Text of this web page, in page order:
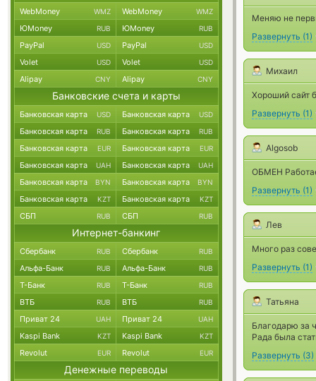
Меняю не
Развернуть (1)
Михаил
Хороший сайт
Развернуть (1)
Algosob
ОБМЕН
Развернуть (1)
Лев
Много раз
Развернуть (1)
Татьяна
Благодарю за
Рада была
Развернуть (3)
WebMoney WMZ WebMoney WMZ
ЮMoney RUB ЮMoney RUB
PayPal USD PayPal USD
Volet USD Volet USD
Alipay CNY Alipay CNY
Банковские счета и карты
Банковская карта USD Банковская карта USD
Банковская карта RUB Банковская карта RUB
Банковская карта EUR Банковская карта EUR
Банковская карта UAH Банковская карта UAH
Банковская карта BYN Банковская карта BYN
Банковская карта KZT Банковская карта KZT
СБП RUB СБП RUB
Интернет-банкинг
Сбербанк RUB Сбербанк RUB
Альфа-Банк RUB Альфа-Банк RUB
Т-Банк RUB Т-Банк RUB
ВТБ RUB ВТБ RUB
Приват 24 UAH Приват 24 UAH
Kaspi Bank KZT Kaspi Bank KZT
Revolut EUR Revolut EUR
Денежные переводы